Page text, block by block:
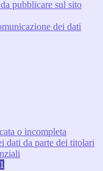
pubblicare sul sito
dei dati
o incompleta
dati da parte dei titolari
1